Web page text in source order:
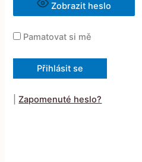
Zobrazit heslo
Pamatovat si mě
|Zapomenuté heslo?